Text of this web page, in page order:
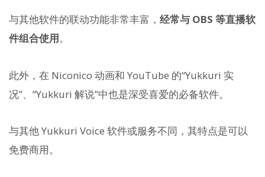
与其他软件的联动功能非常丰富， 经常与 OBS 等直播软
件组合使用。
此外，在 Niconico 动画和 YouTube 的“Yukkuri 实
况”、“Yukkuri 解说”中也是深受喜爱的必备软件。
与其他 Yukkuri Voice 软件或服务不同，其特点是可以
免费商用。